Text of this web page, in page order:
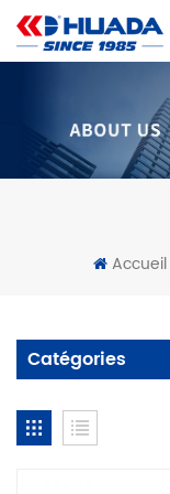
Accueil
Catégories